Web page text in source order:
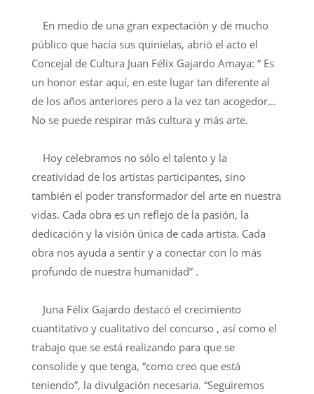
En medio de una gran expectación y de mucho
público que hacía sus quinielas, abrió el acto el
Concejal de Cultura Juan Félix Gajardo Amaya: “ Es
un honor estar aquí, en este lugar tan diferente al
de los años anteriores pero a la vez tan acogedor…
No se puede respirar más cultura y más arte.
Hoy celebramos no sólo el talento y la
creatividad de los artistas participantes, sino
también el poder transformador del arte en nuestra
vidas. Cada obra es un reflejo de la pasión, la
dedicación y la visión única de cada artista. Cada
obra nos ayuda a sentir y a conectar con lo más
profundo de nuestra humanidad” .
Juna Félix Gajardo destacó el crecimiento
cuantitativo y cualitativo del concurso , así como el
trabajo que se está realizando para que se
consolide y que tenga, “como creo que está
teniendo”, la divulgación necesaria. “Seguiremos